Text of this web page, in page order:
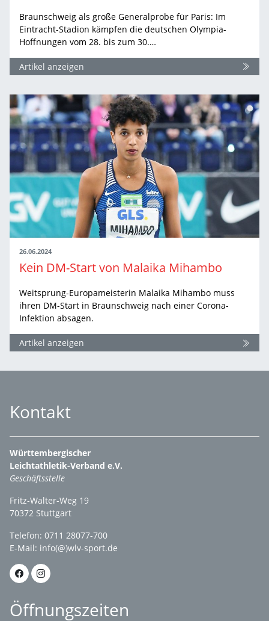
Braunschweig als große Generalprobe für Paris: Im
Eintracht-Stadion kämpfen die deutschen Olympia-
Hoffnungen vom 28. bis zum 30.…
Artikel anzeigen
26.06.2024
Kein DM-Start von Malaika Mihambo
Weitsprung-Europameisterin Malaika Mihambo muss
ihren DM-Start in Braunschweig nach einer Corona-
Infektion absagen.
Artikel anzeigen
Kontakt
Württembergischer
Leichtathletik-Verband e.V.
Geschäftsstelle
Fritz-Walter-Weg 19
70372 Stuttgart
Telefon: 0711 28077-700
E-Mail: info(@)wlv-sport.de
Öffnungszeiten